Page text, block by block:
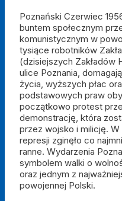
Poznański Czerwiec
buntem społecznym
komunistycznym w
tysiące robotników
(dzisiejszych Zakładów
ulice Poznania,
życia, wyższych płac
podstawowych praw
początkowo protest
demonstrację, która
przez wojsko i milicję.
represji zginęło co
ranne. Wydarzenia
symbolem walki o
oraz jednym z
powojennej Polski.